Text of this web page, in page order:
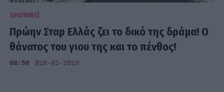
SHOWBIZ
Πρώην Σταρ Ελλάς ζει το δικό της δράμα! Ο
θάνατος του γιου της και το πένθος!
08:50 @18-01-2019